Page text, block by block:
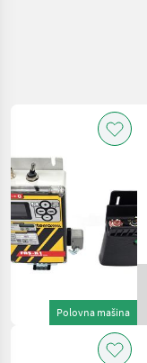
Polovna mašina